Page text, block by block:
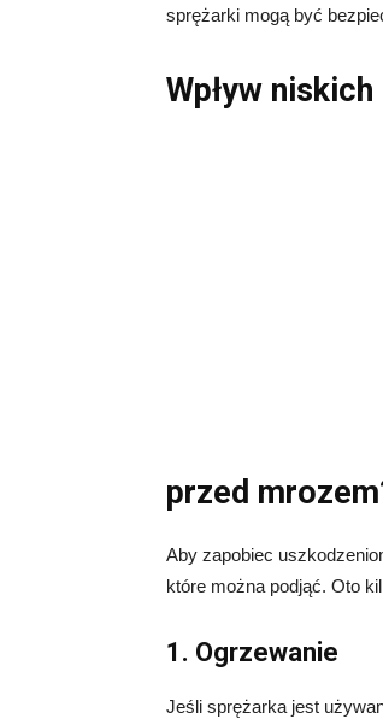
sprężarki mogą być
Wpływ
przed
Aby zapobiec
które można podjąć. Oto
1. Ogrzewanie
Jeśli sprężarka jest